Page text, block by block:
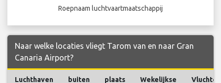
Roepnaam luchtvaartmaatschappij
Naar welke locaties vliegt Tarom van en naar Gran
Canaria Airport?
Luchthaven buiten plaats
Wekelijkse
Vluchten